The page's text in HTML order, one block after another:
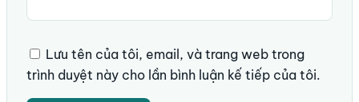
Lưu tên của tôi, email, và trang web trong
trình duyệt này cho lần bình luận kế tiếp của tôi.